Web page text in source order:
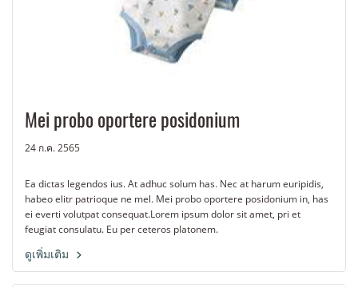
Mei probo oportere posidonium
24 ก.ค. 2565
Ea dictas legendos ius. At adhuc solum has. Nec at harum euripidis,
habeo elitr patrioque ne mel. Mei probo oportere posidonium in, has
ei everti volutpat consequat.Lorem ipsum dolor sit amet, pri et
feugiat consulatu. Eu per ceteros platonem.
ดูเพิ่มเติม